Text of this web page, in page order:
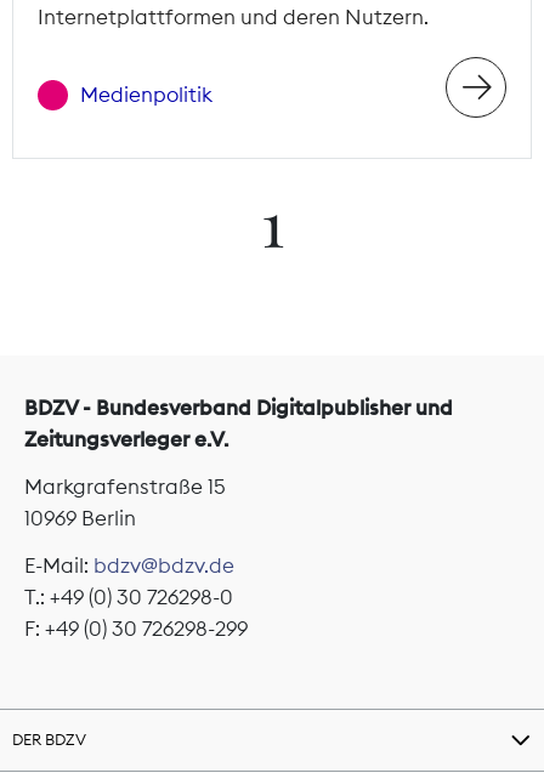
Internetplattformen und deren Nutzern.
Medienpolitik
1
BDZV - Bundesverband Digitalpublisher und
Zeitungsverleger e.V.
Markgrafenstraße 15
10969 Berlin
E-Mail: bdzv@bdzv.de
T.: +49 (0) 30 726298-0
F: +49 (0) 30 726298-299
DER BDZV